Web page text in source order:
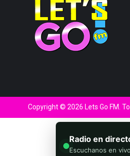
Radio en
Escuchanos en vivo
Copyright © 2026 Lets Go FM.